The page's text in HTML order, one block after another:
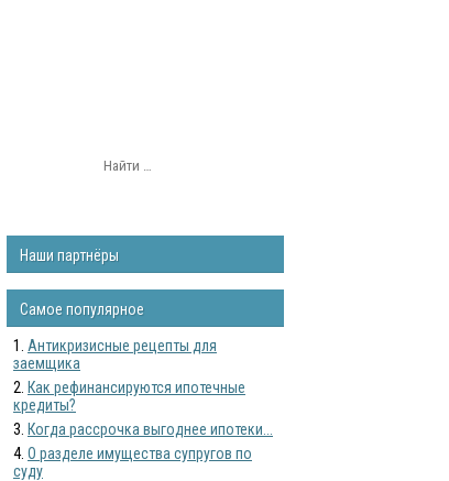
Наши партнёры
Самое популярное
Антикризисные рецепты для
заемщика
Как рефинансируются ипотечные
кредиты?
Когда рассрочка выгоднее ипотеки...
О разделе имущества супругов по
суду